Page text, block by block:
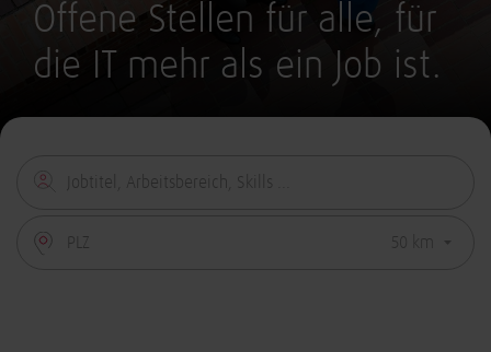
Offene Stellen für alle, für
die IT mehr als ein Job ist.